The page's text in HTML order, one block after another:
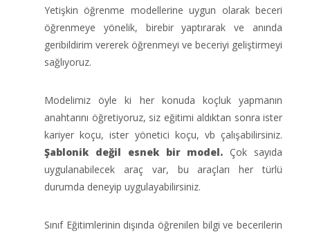
Yetişkin öğrenme modellerine uygun olarak beceri
öğrenmeye yönelik, birebir yaptırarak ve anında
geribildirim vererek öğrenmeyi ve beceriyi geliştirmeyi
sağlıyoruz.
Modelimiz öyle ki her konuda koçluk yapmanın
anahtarını öğretiyoruz, siz eğitimi aldıktan sonra ister
kariyer koçu, ister yönetici koçu, vb çalışabilirsiniz.
Şablonik değil esnek bir model. Çok sayıda
uygulanabilecek araç var, bu araçları her türlü
durumda deneyip uygulayabilirsiniz.
Sınıf Eğitimlerinin dışında öğrenilen bilgi ve becerilerin